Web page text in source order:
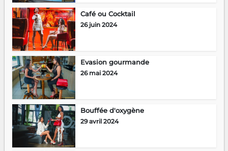
Café ou Cocktail
26 juin 2024
Evasion gourmande
26 mai 2024
Bouffée d'oxygène
29 avril 2024